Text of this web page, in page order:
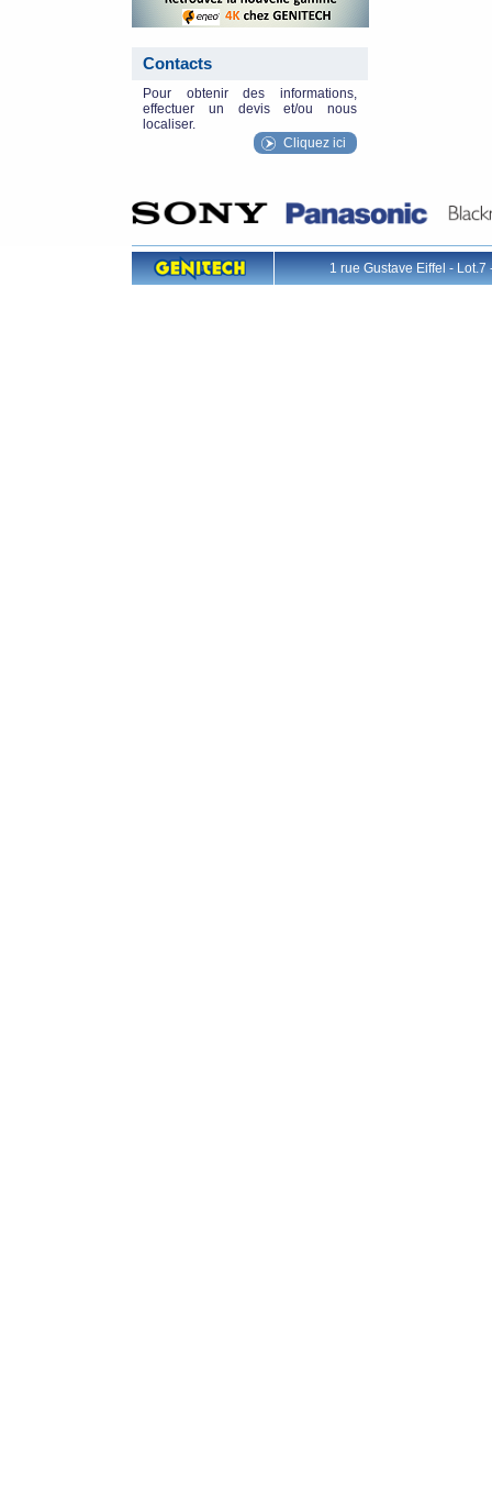
Contacts
Pour obtenir des informations,
effectuer un devis et/ou nous
localiser.
Cliquez ici
1 rue Gustave Eiffel -